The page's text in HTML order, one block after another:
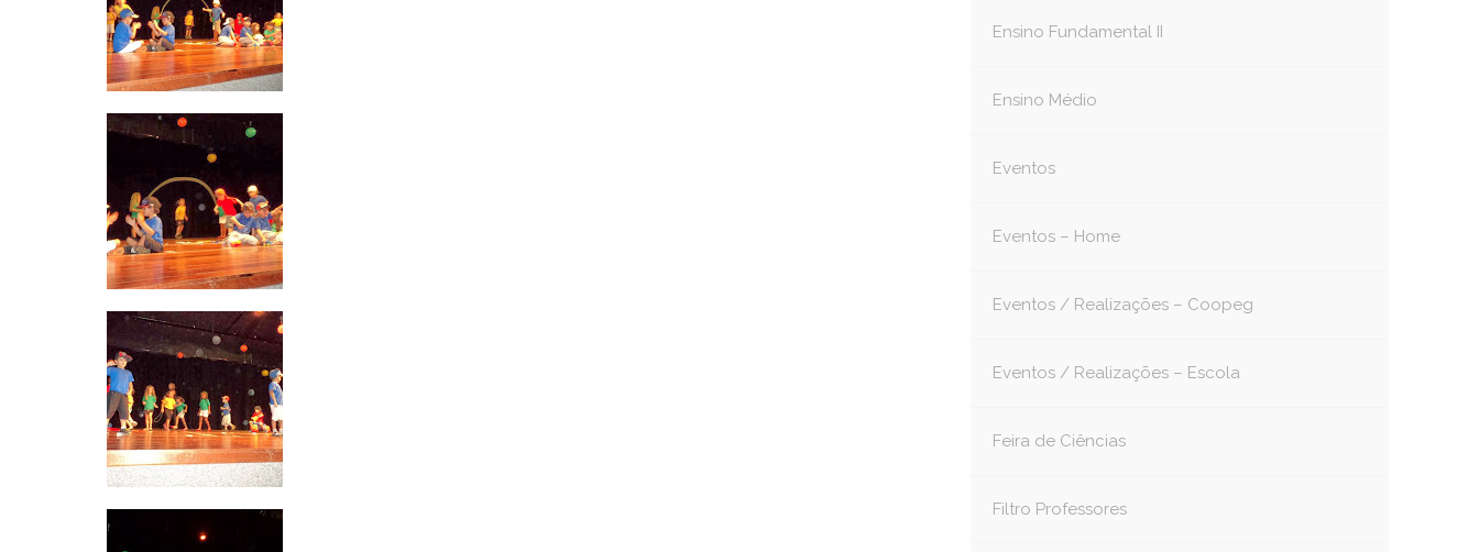
Ensino Fundamental II
Ensino Médio
Eventos
Eventos – Home
Eventos / Realizações – Coopeg
Eventos / Realizações – Escola
Feira de Ciências
Filtro Professores